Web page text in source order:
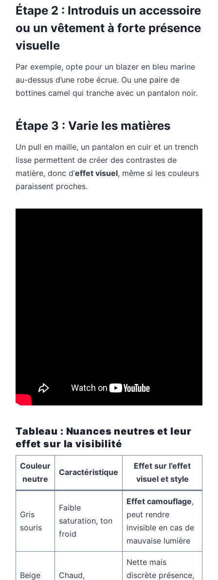
Étape 2 : Introduis un accessoire
ou un vêtement à forte présence
visuelle
Par exemple, opte pour un blazer en bleu marine
au-dessus d’une robe écrue. Ou une paire de
bottines camel qui tranche avec un pantalon noir.
Étape 3 : Varie les matières
Un pull en maille, un pantalon en cuir et un trench
lisse permettent de créer des contrastes de
matière, donc d’effet visuel, même si les couleurs
paraissent proches.
Tableau : Nuances neutres et leur
effet sur la visibilité
Couleur
neutre
Caractéristique
Effet sur l’effet
visuel et style
Gris
souris
Faible
saturation, ton
froid
Effet camouflage,
peut rendre
invisible en cas de
mauvaise lumière
Beige
Chaud,
Nette mais
discrète présence,